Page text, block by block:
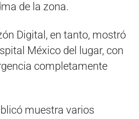
de la zona.
Digital, en tanto, mostró
México del lugar, con
completamente
muestra varios